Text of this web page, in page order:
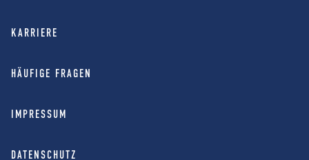
KARRIERE
HÄUFIGE FRAGEN
IMPRESSUM
DATENSCHUTZ